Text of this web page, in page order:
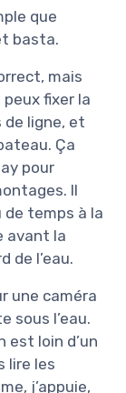
que
basta.
mais
peux fixer la
de ligne, et
Ça
pour
Il
temps à la
avant la
de l’eau.
une caméra
sous l’eau.
est loin d’un
lire les
j’appuie,